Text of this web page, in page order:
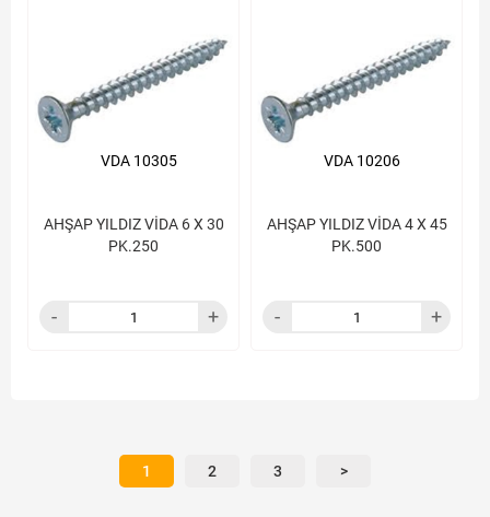
AHŞAP YILDIZ VİDA 6 X 30
PK.250
VDA 10305
AHŞAP YILDIZ VİDA 4 X 45
PK.500
VDA 10206
1 2 3 >